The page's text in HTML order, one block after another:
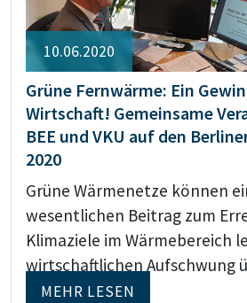
10.06.2020
Grüne Fernwärme: Ein
Wirtschaft! Gemeinsame
BEE und VKU auf den
2020
Grüne Wärmenetze können
wesentlichen Beitrag zum
Klimaziele im Wärmebereich
wirtschaftlichen Aufschwung
MEHR LESEN